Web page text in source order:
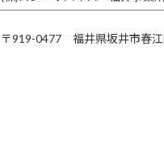
〒919-0477 福井県坂井市春